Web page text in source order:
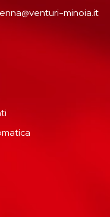
minoia.it